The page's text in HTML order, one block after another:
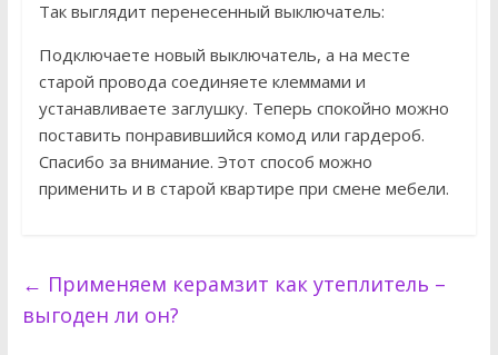
Так выглядит перенесенный выключатель:
Подключаете новый выключатель, а на месте
старой провода соединяете клеммами и
устанавливаете заглушку. Теперь спокойно можно
поставить понравившийся комод или гардероб.
Спасибо за внимание. Этот способ можно
применить и в старой квартире при смене мебели.
← Применяем керамзит как утеплитель –
выгоден ли он?